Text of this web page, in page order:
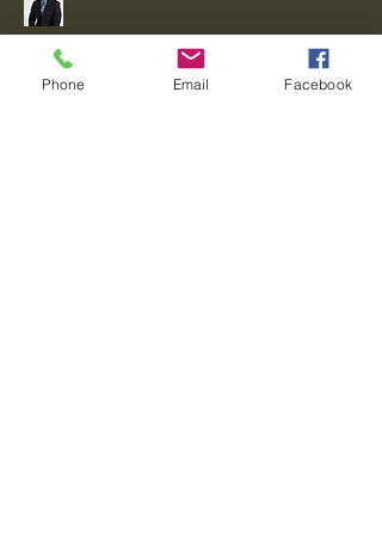
Verbinde dich mit
mir!
Phone Email Facebook